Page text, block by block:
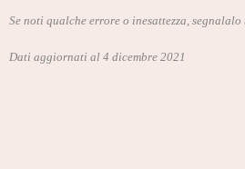
Se noti qualche errore o inesattezza,
Dati aggiornati al 4 dicembre 2021